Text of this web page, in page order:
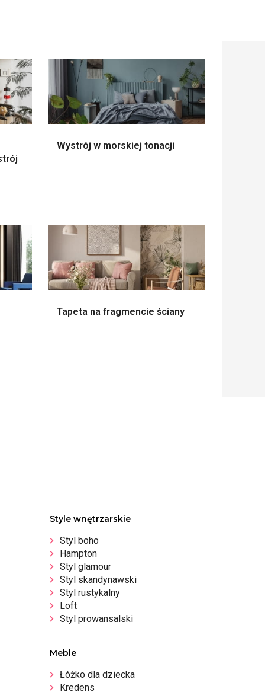
Wystrój w morskiej tonacji
Tapeta na fragmencie ściany
Style wnętrzarskie
Styl boho
Hampton
Styl glamour
Styl skandynawski
Styl rustykalny
Loft
Styl prowansalski
Meble
Łóżko dla dziecka
Kredens